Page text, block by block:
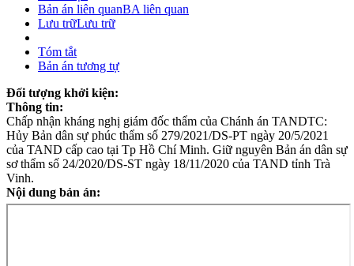
Bản án liên quanBA liên quan
Lưu trữLưu trữ
Tóm tắt
Bản án tương tự
Đối tượng khởi kiện:
Thông tin:
Chấp nhận kháng nghị giám đốc thẩm của Chánh án TANDTC:
Hủy Bản dân sự phúc thẩm số 279/2021/DS-PT ngày 20/5/2021
của TAND cấp cao tại Tp Hồ Chí Minh. Giữ nguyên Bản án dân sự
sơ thẩm số 24/2020/DS-ST ngày 18/11/2020 của TAND tỉnh Trà
Vinh.
Nội dung bản án: